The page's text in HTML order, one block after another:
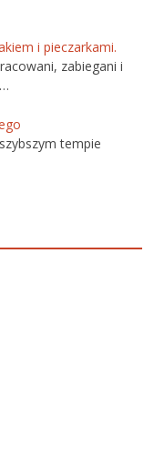
i pieczarkami.
zabiegani i
tempie